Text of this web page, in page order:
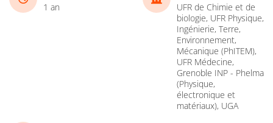
1 an
UFR de Chimie et de
biologie, UFR Physique,
Ingénierie, Terre,
Environnement,
Mécanique (PhITEM),
UFR Médecine,
Grenoble INP - Phelma
(Physique,
électronique et
matériaux), UGA